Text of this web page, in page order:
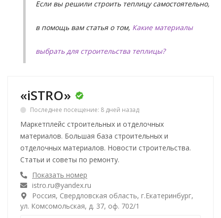
Если вы решили строить теплицу самостоятельно,
в помощь вам статья о том, Какие материалы
выбрать для строительства теплицы?
«iSTRO»
Последнее посещение: 8 дней назад
Маркетплейс строительных и отделочных
материалов. Большая база строительных и
отделочных материалов. Новости строительства.
Статьи и советы по ремонту.
Показать номер
istro.ru@yandex.ru
Россия, Свердловская область, г.Екатеринбург,
ул. Комсомольская, д. 37, оф. 702/1